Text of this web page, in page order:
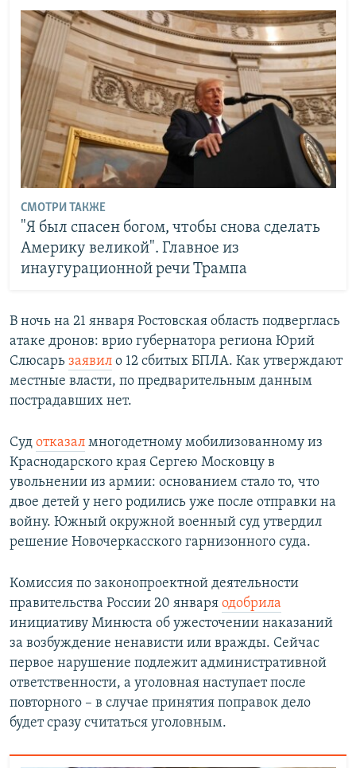
СМОТРИ ТАКЖЕ
"Я был спасен богом, чтобы снова сделать
Америку великой". Главное из
инаугурационной речи Трампа
В ночь на 21 января Ростовская область подверглась
атаке дронов: врио губернатора региона Юрий
Слюсарь заявил о 12 сбитых БПЛА. Как утверждают
местные власти, по предварительным данным
пострадавших нет.
Суд отказал многодетному мобилизованному из
Краснодарского края Сергею Московцу в
увольнении из армии: основанием стало то, что
двое детей у него родились уже после отправки на
войну. Южный окружной военный суд утвердил
решение Новочеркасского гарнизонного суда.
Комиссия по законопроектной деятельности
правительства России 20 января одобрила
инициативу Минюста об ужесточении наказаний
за возбуждение ненависти или вражды. Сейчас
первое нарушение подлежит административной
ответственности, а уголовная наступает после
повторного – в случае принятия поправок дело
будет сразу считаться уголовным.